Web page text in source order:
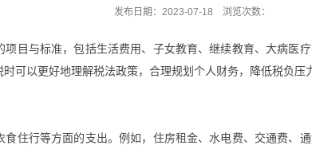
发布日期：2023-07-18 浏览次数：
目与标准，包括生活费用、子女教育、继续教育、大病医
可以更好地理解税法政策，合理规划个人财务，降低税负压
住行等方面的支出。例如，住房租金、水电费、交通费、